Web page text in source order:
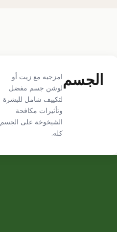
الجسمامزجيه مع زيت أو
لوشن جسم مفضل
لتكييف شامل للبشرة
وتأثيرات مكافحة
الشيخوخة على الجسم
كله.